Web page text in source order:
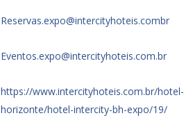
Reservas.expo@intercityhoteis.combr
Eventos.expo@intercityhoteis.com.br
https://www.intercityhoteis.com.br/
horizonte/hotel-intercity-bh-expo/19/